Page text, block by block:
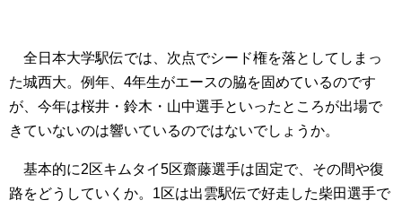
全日本大学駅伝では、次点でシード権を落としてしまっ
た城西大。例年、4年生がエースの脇を固めているのです
が、今年は桜井・鈴木・山中選手といったところが出場で
きていないのは響いているのではないでしょうか。
基本的に2区キムタイ5区齋藤選手は固定で、その間や復
路をどうしていくか。1区は出雲駅伝で好走した柴田選手で